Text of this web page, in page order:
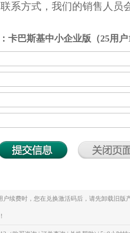
系方式，我们的销售人员
卡巴斯基中小企业版（25用户
续费时，您在兑换激活码后，请先卸载旧版